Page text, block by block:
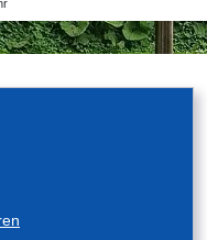
Bau und Planung